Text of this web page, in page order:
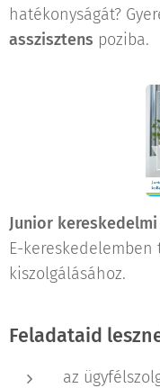
hatékonyságát?
asszisztens poziba.
Junior
E-
kiszolgálásához.
Feladataid
az